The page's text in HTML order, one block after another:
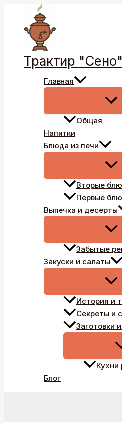
содержимому
Трактир "Сено"
Главная
Общая
Напитки
Блюда из печи
Вторые
Первые
Выпечка и десерты
Забытые
Закуски и салаты
История и
Секреты и
Заготовки
Кухни
Блог